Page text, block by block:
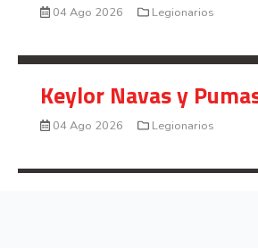
04 Ago 2026 Legionarios
Keylor Navas y
04 Ago 2026 Legionarios